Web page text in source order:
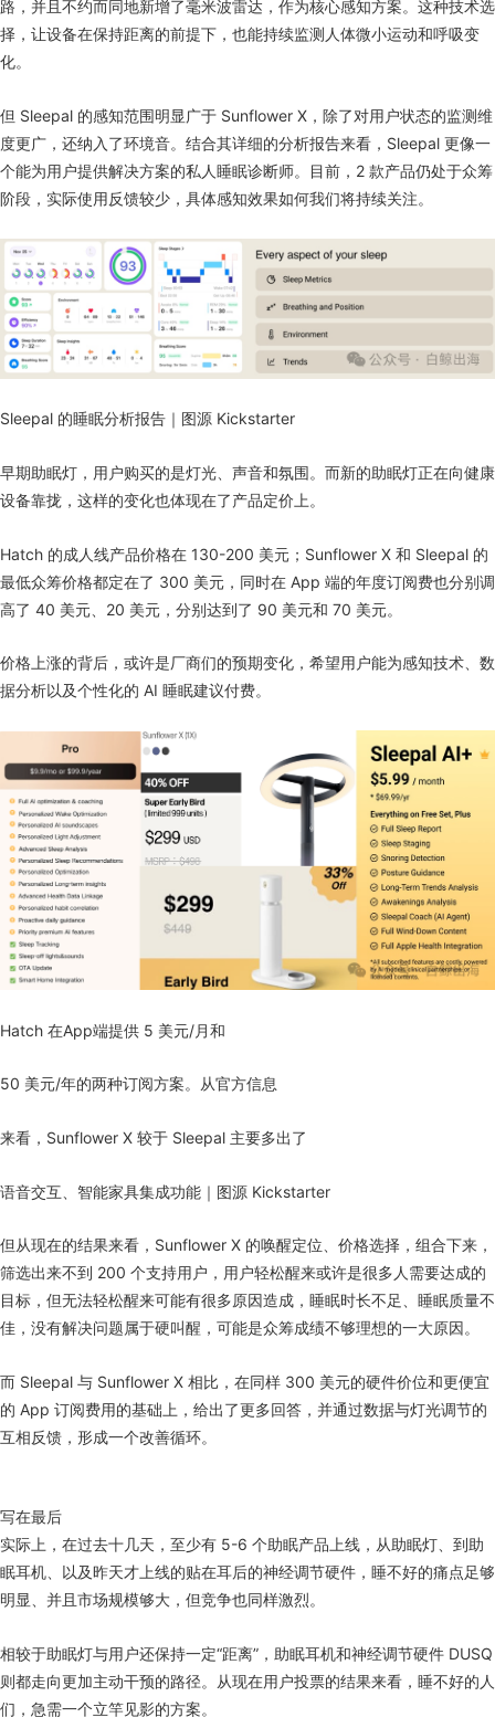
路，并且不约而同地新增了毫米波雷达，作为核心感知方案。这种技术选
择，让设备在保持距离的前提下，也能持续监测人体微小运动和呼吸变
化。
但 Sleepal 的感知范围明显广于 Sunflower X，除了对用户状态的监测维
度更广，还纳入了环境音。结合其详细的分析报告来看，Sleepal 更像一
个能为用户提供解决方案的私人睡眠诊断师。目前，2 款产品仍处于众筹
阶段，实际使用反馈较少，具体感知效果如何我们将持续关注。
Sleepal 的睡眠分析报告｜图源 Kickstarter
早期助眠灯，用户购买的是灯光、声音和氛围。而新的助眠灯正在向健康
设备靠拢，这样的变化也体现在了产品定价上。
Hatch 的成人线产品价格在 130-200 美元；Sunflower X 和 Sleepal 的
最低众筹价格都定在了 300 美元，同时在 App 端的年度订阅费也分别调
高了 40 美元、20 美元，分别达到了 90 美元和 70 美元。
价格上涨的背后，或许是厂商们的预期变化，希望用户能为感知技术、数
据分析以及个性化的 AI 睡眠建议付费。
Hatch 在App端提供 5 美元/月和
50 美元/年的两种订阅方案。从官方信息
来看，Sunflower X 较于 Sleepal 主要多出了
语音交互、智能家具集成功能｜图源 Kickstarter
但从现在的结果来看，Sunflower X 的唤醒定位、价格选择，组合下来，
筛选出来不到 200 个支持用户，用户轻松醒来或许是很多人需要达成的
目标，但无法轻松醒来可能有很多原因造成，睡眠时长不足、睡眠质量不
佳，没有解决问题属于硬叫醒，可能是众筹成绩不够理想的一大原因。
而 Sleepal 与 Sunflower X 相比，在同样 300 美元的硬件价位和更便宜
的 App 订阅费用的基础上，给出了更多回答，并通过数据与灯光调节的
互相反馈，形成一个改善循环。
写在最后
实际上，在过去十几天，至少有 5-6 个助眠产品上线，从助眠灯、到助
眠耳机、以及昨天才上线的贴在耳后的神经调节硬件，睡不好的痛点足够
明显、并且市场规模够大，但竞争也同样激烈。
相较于助眠灯与用户还保持一定“距离”，助眠耳机和神经调节硬件 DUSQ
则都走向更加主动干预的路径。从现在用户投票的结果来看，睡不好的人
们，急需一个立竿见影的方案。